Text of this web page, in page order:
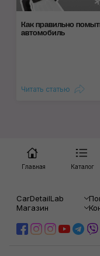
Как правильно
автомобиль
Читать статью
Главная Каталог
CarDetailLab
Магазин